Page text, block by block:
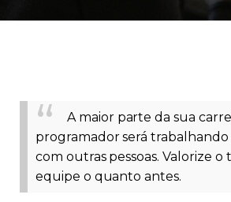
A maior parte da sua
programador será
com outras pessoas. Valorize o
equipe o quanto antes.